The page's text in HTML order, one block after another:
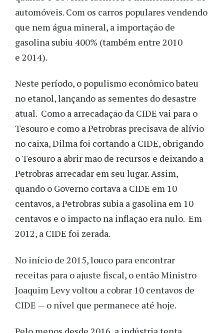
automóveis. Com os carros populares vendendo
que nem água mineral, a importação de
gasolina subiu 400% (também entre 2010
e 2014).
Neste período, o populismo econômico bateu
no etanol, lançando as sementes do desastre
atual. Como a arrecadação da CIDE vai para o
Tesouro e como a Petrobras precisava de alívio
no caixa, Dilma foi cortando a CIDE, obrigando
o Tesouro a abrir mão de recursos e deixando a
Petrobras arrecadar em seu lugar. Assim,
quando o Governo cortava a CIDE em 10
centavos, a Petrobras subia a gasolina em 10
centavos e o impacto na inflação era nulo. Em
2012, a CIDE foi zerada.
No início de 2015, louco para encontrar
receitas para o ajuste fiscal, o então Ministro
Joaquim Levy voltou a cobrar 10 centavos de
CIDE — o nível que permanece até hoje.